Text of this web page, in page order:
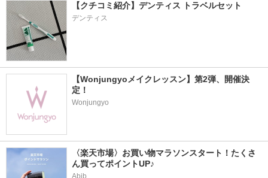
【クチコミ紹介】デンティス トラベルセット
デンティス
【Wonjungyoメイクレッスン】第2弾、開催決
定！
Wonjungyo
〈楽天市場〉お買い物マラソンスタート！たくさ
ん買ってポイントUP♪
Abib